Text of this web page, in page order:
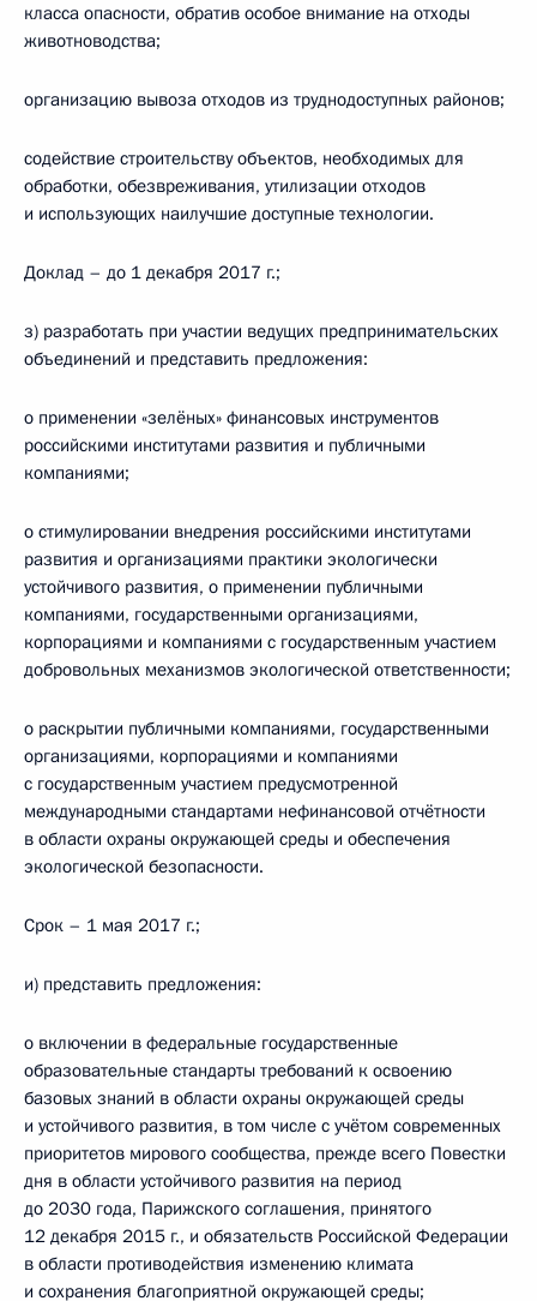
класса опасности, обратив особое внимание на отходы
животноводства;
организацию вывоза отходов из труднодоступных районов;
содействие строительству объектов, необходимых для
обработки, обезвреживания, утилизации отходов
и использующих наилучшие доступные технологии.
Доклад – до 1 декабря 2017 г.;
з) разработать при участии ведущих предпринимательских
объединений и представить предложения:
о применении «зелёных» финансовых инструментов
российскими институтами развития и публичными
компаниями;
о стимулировании внедрения российскими институтами
развития и организациями практики экологически
устойчивого развития, о применении публичными
компаниями, государственными организациями,
корпорациями и компаниями с государственным участием
добровольных механизмов экологической ответственности;
о раскрытии публичными компаниями, государственными
организациями, корпорациями и компаниями
с государственным участием предусмотренной
международными стандартами нефинансовой отчётности
в области охраны окружающей среды и обеспечения
экологической безопасности.
Срок – 1 мая 2017 г.;
и) представить предложения:
о включении в федеральные государственные
образовательные стандарты требований к освоению
базовых знаний в области охраны окружающей среды
и устойчивого развития, в том числе с учётом современных
приоритетов мирового сообщества, прежде всего Повестки
дня в области устойчивого развития на период
до 2030 года, Парижского соглашения, принятого
12 декабря 2015 г., и обязательств Российской Федерации
в области противодействия изменению климата
и сохранения благоприятной окружающей среды;